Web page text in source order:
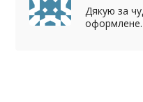
Дякую за
оформлене.